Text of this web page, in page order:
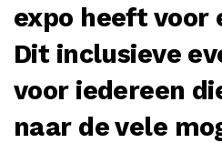
expo heeft voor
Dit inclusieve
voor iedereen
naar de vele